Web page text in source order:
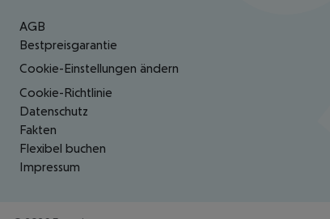
AGB
Bestpreisgarantie
Cookie-Einstellungen ändern
Cookie-Richtlinie
Datenschutz
Fakten
Flexibel buchen
Impressum